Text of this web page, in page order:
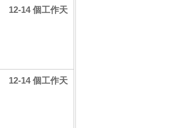
12-14 個工作天
12-14 個工作天